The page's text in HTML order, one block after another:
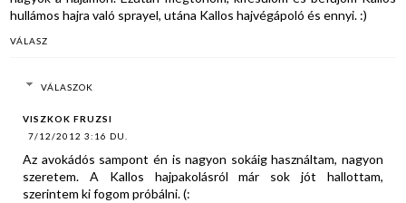
hullámos hajra való sprayel, utána Kallos hajvégápoló és ennyi. :)
VÁLASZ
VÁLASZOK
VISZKOK FRUZSI
7/12/2012 3:16 DU.
Az avokádós sampont én is nagyon sokáig használtam, nagyon
szeretem. A Kallos hajpakolásról már sok jót hallottam,
szerintem ki fogom próbálni. (: